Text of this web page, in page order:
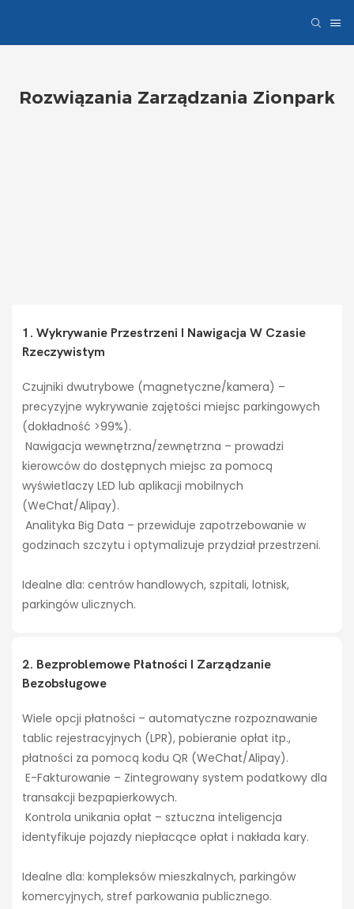
Rozwiązania Zarządzania Zionpark
1. Wykrywanie Przestrzeni I Nawigacja W Czasie
Rzeczywistym
Czujniki dwutrybowe (magnetyczne/kamera) –
precyzyjne wykrywanie zajętości miejsc parkingowych
(dokładność >99%).
Nawigacja wewnętrzna/zewnętrzna – prowadzi
kierowców do dostępnych miejsc za pomocą
wyświetlaczy LED lub aplikacji mobilnych
(WeChat/Alipay).
Analityka Big Data – przewiduje zapotrzebowanie w
godzinach szczytu i optymalizuje przydział przestrzeni.
Idealne dla: centrów handlowych, szpitali, lotnisk,
parkingów ulicznych.
2. Bezproblemowe Płatności I Zarządzanie
Bezobsługowe
Wiele opcji płatności – automatyczne rozpoznawanie
tablic rejestracyjnych (LPR), pobieranie opłat itp.,
płatności za pomocą kodu QR (WeChat/Alipay).
E-Fakturowanie – Zintegrowany system podatkowy dla
transakcji bezpapierkowych.
Kontrola unikania opłat – sztuczna inteligencja
identyfikuje pojazdy niepłacące opłat i nakłada kary.
Idealne dla: kompleksów mieszkalnych, parkingów
komercyjnych, stref parkowania publicznego.